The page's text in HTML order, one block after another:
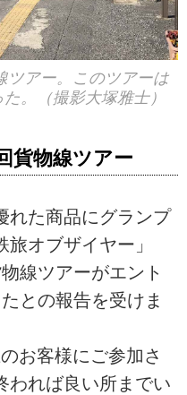
ツアー。このツアーは
。（撮影大塚雅士）
貨物線ツアー
れた商品にグランプ
オブザイヤー」
線ツアーがエント
との報告を受けま
お客様にご参加さ
われば良い所までい